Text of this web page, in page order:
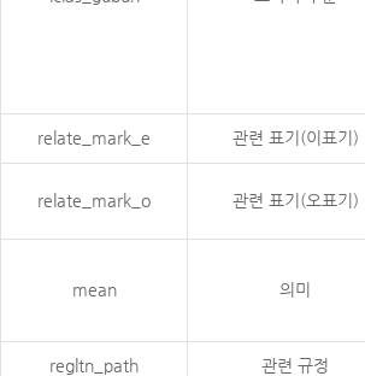
relate_mark_e 관련 표기(이표기)
relate_mark_o 관련 표기(오표기)
mean 의미
regltn_path 관련 규정